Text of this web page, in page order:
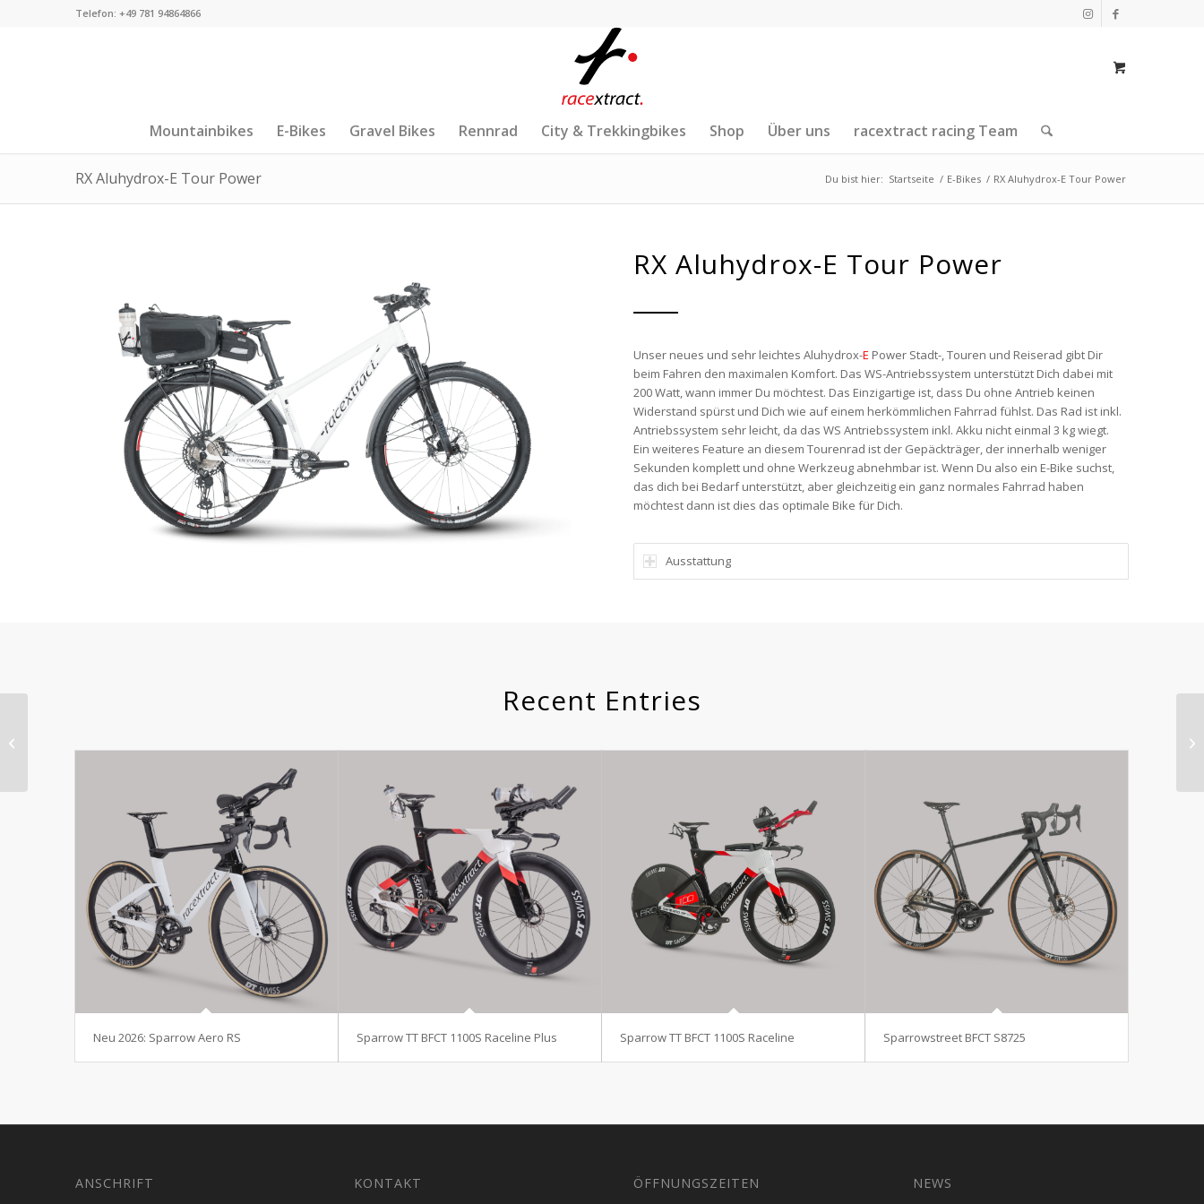
Telefon: +49 781 94864866
Mountainbikes E-Bikes Gravel Bikes Rennrad City & Trekkingbikes Shop Über uns racextract racing Team
RX Aluhydrox-E Tour Power Du bist hier: Startseite / E-Bikes / RX Aluhydrox-E Tour Power
RX Aluhydrox-E Tour Power
Unser neues und sehr leichtes Aluhydrox-E Power Stadt-, Touren und Reiserad gibt Dir
beim Fahren den maximalen Komfort. Das WS-Antriebssystem unterstützt Dich dabei mit
200 Watt, wann immer Du möchtest. Das Einzigartige ist, dass Du ohne Antrieb keinen
Widerstand spürst und Dich wie auf einem herkömmlichen Fahrrad fühlst. Das Rad ist inkl.
Antriebssystem sehr leicht, da das WS Antriebssystem inkl. Akku nicht einmal 3 kg wiegt.
Ein weiteres Feature an diesem Tourenrad ist der Gepäckträger, der innerhalb weniger
Sekunden komplett und ohne Werkzeug abnehmbar ist. Wenn Du also ein E-Bike suchst,
das dich bei Bedarf unterstützt, aber gleichzeitig ein ganz normales Fahrrad haben
möchtest dann ist dies das optimale Bike für Dich.
Ausstattung
Recent Entries
Neu 2026: Sparrow Aero RS Sparrow TT BFCT 1100S Raceline Plus Sparrow TT BFCT 1100S Raceline Sparrowstreet BFCT S8725
ANSCHRIFT KONTAKT ÖFFNUNGSZEITEN NEWS